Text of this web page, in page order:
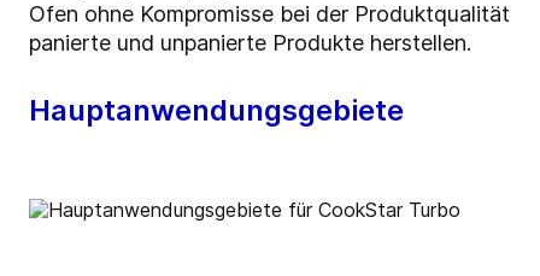
Ofen ohne Kompromisse bei der Produktqualität
panierte und unpanierte Produkte herstellen.
Hauptanwendungsgebiete